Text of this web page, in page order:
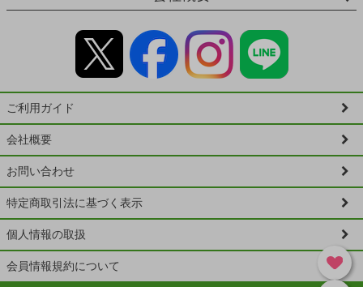
ご利用ガイド
会社概要
お問い合わせ
特定商取引法に基づく表示
個人情報の取扱
会員情報規約について